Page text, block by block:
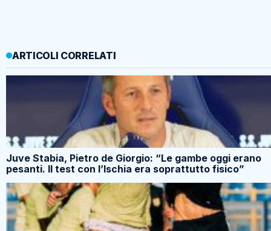
ARTICOLI CORRELATI
Juve Stabia, Pietro de Giorgio: “Le gambe oggi erano
pesanti. Il test con l’Ischia era soprattutto fisico”